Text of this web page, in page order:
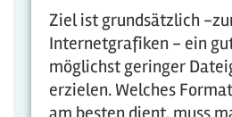
Ziel ist grundsätzlich -
Internetgrafiken - ein
möglichst geringer
erzielen. Welches